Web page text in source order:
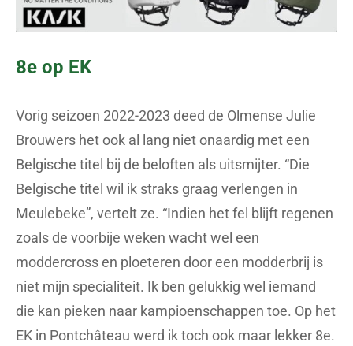
8e op EK
Vorig seizoen 2022-2023 deed de Olmense Julie
Brouwers het ook al lang niet onaardig met een
Belgische titel bij de beloften als uitsmijter. “Die
Belgische titel wil ik straks graag verlengen in
Meulebeke”, vertelt ze. “Indien het fel blijft regenen
zoals de voorbije weken wacht wel een
moddercross en ploeteren door een modderbrij is
niet mijn specialiteit. Ik ben gelukkig wel iemand
die kan pieken naar kampioenschappen toe. Op het
EK in Pontchâteau werd ik toch ook maar lekker 8e.